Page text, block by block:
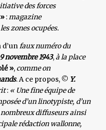
des forces
:magazine
zones ocupées.
d’unfaux numéro du
9 novembre 1943,à la place
», comme on
. A ce propos, © Y.
: « Une fine équipe de
d’un linotypiste, d’un
diffuseurs ainsi
rédaction wallonne,